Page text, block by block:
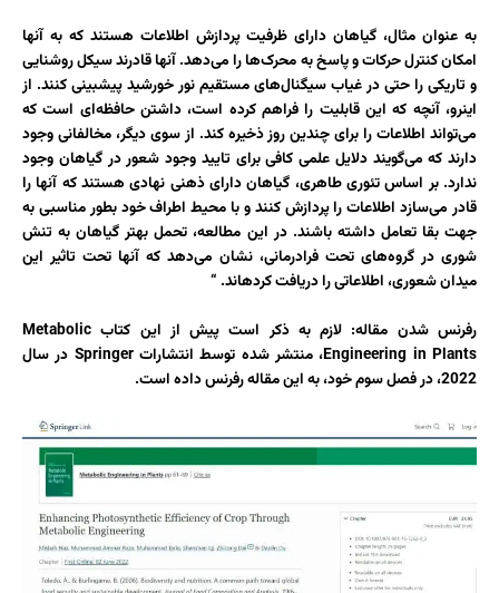
به عنوان مثال، گیاهان دارای ظرفیت پردازش اطلاعات هستند که به آنها
امکان کنترل حرکات و پاسخ به محرک‌ها را می‌دهد. آنها قادرند سیکل روشنایی
و تاریکی را حتی در غیاب سیگنال‌های مستقیم نور خورشید پیش­بینی کنند. از
اینرو، آنچه که این قابلیت را فراهم کرده است، داشتن حافظه‌ای است که
می‌تواند اطلاعات را برای چندین روز ذخیره کند. از سوی دیگر، مخالفانی وجود
دارند که می‌گویند دلایل علمی کافی برای تایید وجود شعور در گیاهان وجود
ندارد. بر اساس تئوری طاهری، گیاهان دارای ذهنی نهادی هستند که آنها را
قادر می‌سازد اطلاعات را پردازش کنند و با محیط اطراف خود بطور مناسبی به
جهت بقا تعامل داشته باشند. در این مطالعه، تحمل بهتر گیاهان به تنش
شوری در گروه‌های تحت فرادرمانی، نشان می‌دهد که آنها تحت تاثیر این
میدان شعوری، اطلاعاتی را دریافت کرده­اند. “
رفرنس شدن مقاله: لازم به ذکر است پیش از این کتاب Metabolic
Engineering in Plants، منتشر شده توسط انتشارات Springer در سال
2022، در فصل سوم خود، به این مقاله رفرنس داده است.